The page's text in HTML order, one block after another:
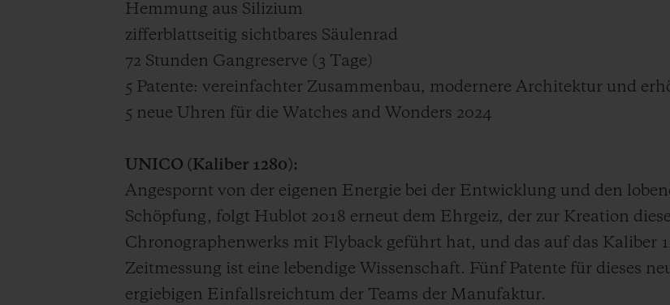
Hemmung aus Silizium
zifferblattseitig sichtbares Säulenrad
72 Stunden Gangreserve (3 Tage)
5 Patente: vereinfachter Zusammenbau, modernere Architektur und
5 neue Uhren für die Watches and Wonders 2024
UNICO (Kaliber 1280):
Angespornt von der eigenen Energie bei der Entwicklung und den
Schöpfung, folgt Hublot 2018 erneut dem Ehrgeiz, der zur Kreation
Chronographenwerks mit Flyback geführt hat, und das auf das Kaliber
Zeitmessung ist eine lebendige Wissenschaft. Fünf Patente für dieses
ergiebigen Einfallsreichtum der Teams der Manufaktur.